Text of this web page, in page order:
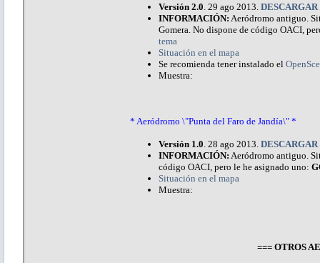
Versión 2.0 . 29 ago 2013. DESCARGAR
INFORMACIÓN: Aeródromo antiguo.
Gomera. No dispone de código OACI,
tema
Situación en el mapa
Se recomienda tener instalado el
Muestra:
* Aeródromo \"Punta del Faro de Jandía\" *
Versión 1.0 . 28 ago 2013. DESCARGAR
INFORMACIÓN: Aeródromo antiguo.
código OACI, pero le he asignado uno:
Situación en el mapa
Muestra:
=== OTROS